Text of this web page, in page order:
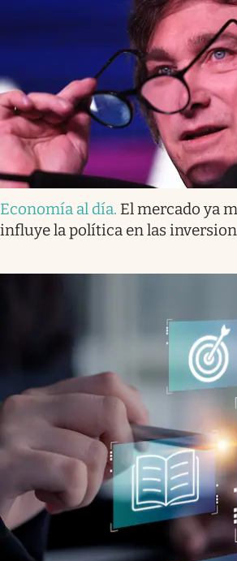
Economía al día. El mercado ya
influye la política en las